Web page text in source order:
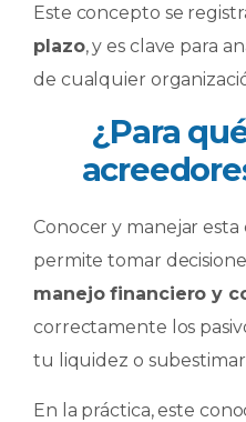
Este concepto se
plazo, y es clave para
de cualquier
¿Para
Conocer y manejar
permite tomar
manejo financiero y
correctamente los
tu liquidez o
En la práctica, este